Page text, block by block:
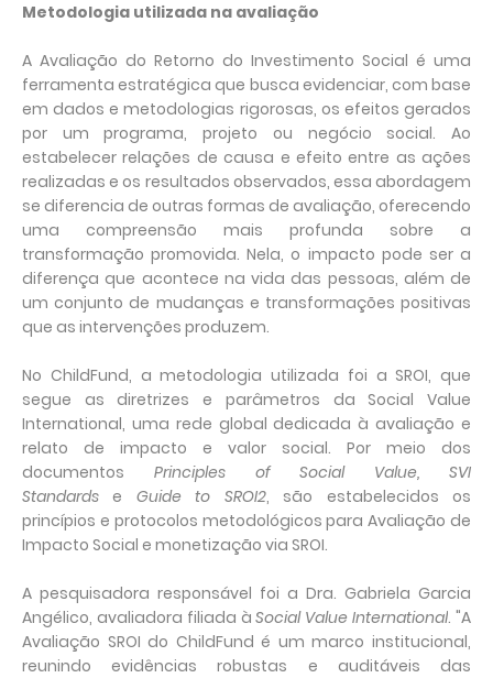
Metodologia utilizada na avaliação
A Avaliação do Retorno do Investimento Social é uma
ferramenta estratégica que busca evidenciar, com base
em dados e metodologias rigorosas, os efeitos gerados
por um programa, projeto ou negócio social. Ao
estabelecer relações de causa e efeito entre as ações
realizadas e os resultados observados, essa abordagem
se diferencia de outras formas de avaliação, oferecendo
uma compreensão mais profunda sobre a
transformação promovida. Nela, o impacto pode ser a
diferença que acontece na vida das pessoas, além de
um conjunto de mudanças e transformações positivas
que as intervenções produzem.
No ChildFund, a metodologia utilizada foi a SROI, que
segue as diretrizes e parâmetros da Social Value
International, uma rede global dedicada à avaliação e
relato de impacto e valor social. Por meio dos
documentos Principles of Social Value, SVI
Standardse Guide to SROI2, são estabelecidos os
princípios e protocolos metodológicos para Avaliação de
Impacto Social e monetização via SROI.
A pesquisadora responsável foi a Dra. Gabriela Garcia
Angélico, avaliadora filiada à Social Value International. "A
Avaliação SROI do ChildFund é um marco institucional,
reunindo evidências robustas e auditáveis das